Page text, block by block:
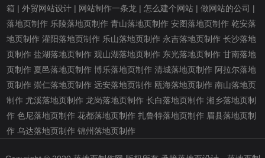
箱 |外贸网站设计 | 网站制作一条龙 |怎么建个网站 |做网站的公司 |
落地页制作 乐陵落地页制作 青山落地页制作 安图落地页制作 乾安落
地页制作 灌阳落地页制作 乐山落地页制作 永吉落地页制作 长沙落地
页制作 盐湖落地页制作 观山湖落地页制作 东光落地页制作 甘南落地
页制作 夏邑落地页制作 博乐落地页制作 清城落地页制作 阿拉尔落地
页制作 崇仁落地页制作 远安落地页制作 瓯海落地页制作 南山落地页
制作 尤溪落地页制作 龙岗落地页制作 长白落地页制作 湘乡落地页制
作 色尼落地页制作 花都落地页制作 扎鲁特落地页制作 眉县落地页制
作 乌达落地页制作 锦州落地页制作